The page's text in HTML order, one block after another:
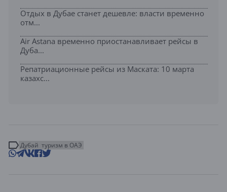
Отдых в Дубае станет дешевле: власти временно
отм...
Air Astana временно приостанавливает рейсы в
Дуба...
Репатриационные рейсы из Маската: 10 марта
казахс...
Дубай туризм в ОАЭ